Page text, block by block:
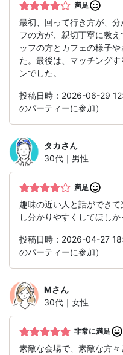
満足
最初、回って行き方が、
フの方が、親切丁寧に教
ッフの方とカフェの様子
た。最後は、マッチング
ンでした。
投稿日時：2026-06-29
のパーティーに参加）
タカさん
30代｜男性
満足
趣味の近い人と話ができ
し分かりやすくしてほしか
投稿日時：2026-04-27
のパーティーに参加）
Mさん
30代｜女性
非常に満足
素敵な会場で、素敵な方々